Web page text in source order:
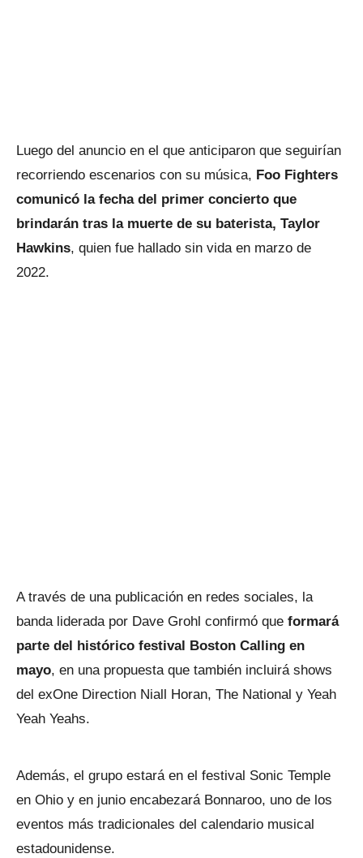
Luego del anuncio en el que anticiparon que seguirían
recorriendo escenarios con su música, Foo Fighters
comunicó la fecha del primer concierto que
brindarán tras la muerte de su baterista, Taylor
Hawkins, quien fue hallado sin vida en marzo de
2022.
A través de una publicación en redes sociales, la
banda liderada por Dave Grohl confirmó que formará
parte del histórico festival Boston Calling en
mayo, en una propuesta que también incluirá shows
del exOne Direction Niall Horan, The National y Yeah
Yeah Yeahs.
Además, el grupo estará en el festival Sonic Temple
en Ohio y en junio encabezará Bonnaroo, uno de los
eventos más tradicionales del calendario musical
estadounidense.